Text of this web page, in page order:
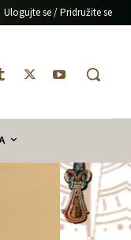
Ulogujte se / Pridružite se